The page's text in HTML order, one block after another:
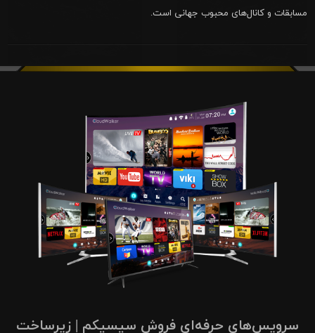
مسابقات و کانال‌های محبوب جهانی است.
سرویس‌های حرفه‌ای فروش سیسیکم | زیرساخت